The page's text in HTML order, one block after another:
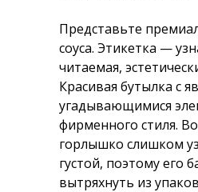
Представьте
соуса. Этикетка —
читаемая,
Красивая бутылка с
угадывающимися
фирменного стиля.
горлышко слишком
густой, поэтому его
вытряхнуть из